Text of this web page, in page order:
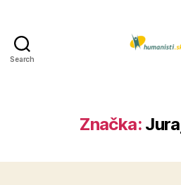
Search
Značka: